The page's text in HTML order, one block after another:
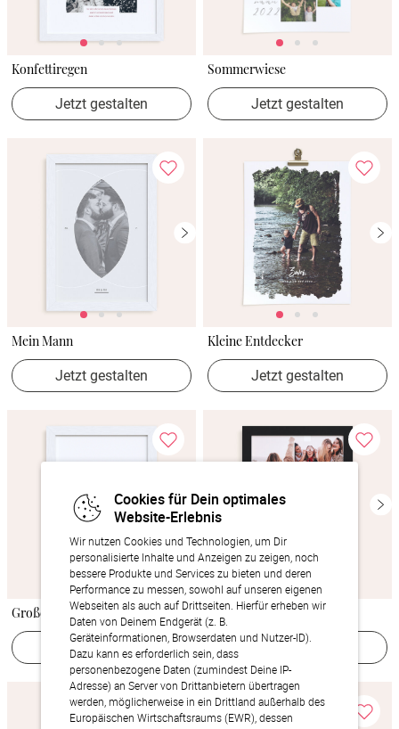
Cookies für Dein optimales
Website-Erlebnis
Wir nutzen Cookies und Technologien, um Dir
personalisierte Inhalte und Anzeigen zu zeigen, noch
bessere Produkte und Services zu bieten und deren
Performance zu messen, sowohl auf unseren eigenen
Webseiten als auch auf Drittseiten. Hierfür erheben wir
Daten von Deinem Endgerät (z. B.
Geräteinformationen, Browserdaten und Nutzer-ID).
Dazu kann es erforderlich sein, dass
personenbezogene Daten (zumindest Deine IP-
Adresse) an Server von Drittanbietern übertragen
werden, möglicherweise in ein Drittland außerhalb des
Europäischen Wirtschaftsraums (EWR), dessen
Konfettiregen
Jetzt gestalten
Sommerwiese
Jetzt gestalten
Mein Mann
Jetzt gestalten
Kleine Entdecker
Jetzt gestalten
Großes Herz
Jetzt gestalten
Perfekt ins Herz
Jetzt gestalten